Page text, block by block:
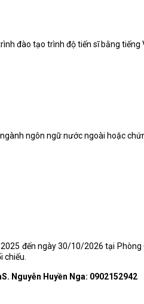
đào tạo trình độ tiến sĩ bằng tiếng
ngôn ngữ nước ngoài hoặc
đến ngày 30/10/2026 tại
chiếu.
Nguyễn Huyền Nga: 0902152942